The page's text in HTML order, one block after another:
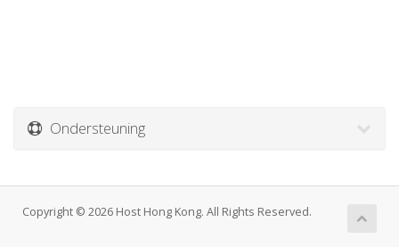
Ondersteuning
Copyright © 2026 Host Hong Kong. All Rights Reserved.